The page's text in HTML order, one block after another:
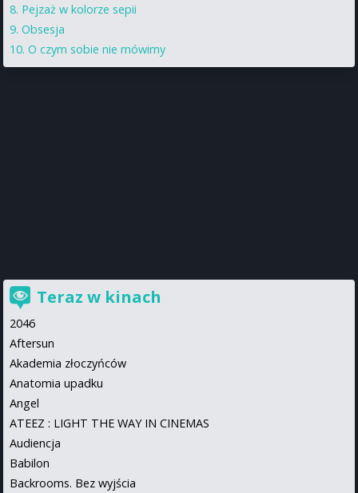
Pejzaż w kolorze sepii
Obsesja
O czym sobie nie mówimy
Teraz w kinach
2046
Aftersun
Akademia złoczyńców
Anatomia upadku
Angel
ATEEZ : LIGHT THE WAY IN CINEMAS
Audiencja
Babilon
Backrooms. Bez wyjścia